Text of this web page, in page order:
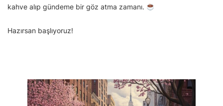
kahve alıp gündeme bir göz atma zamanı.
Hazırsan başlıyoruz!